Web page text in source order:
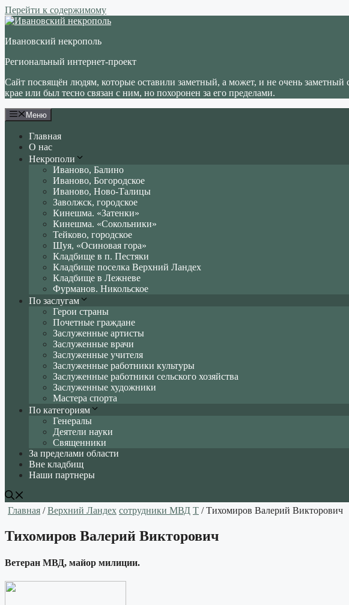
Перейти к содержимому
Ивановский некрополь
Региональный интернет-проект
Сайт посвящён людям, которые оставили заметный, а может, и не очень
крае или был тесно связан с ним, но похоронен за его пределами.
Меню
Главная
О нас
Некрополи
Иваново, Балино
Иваново, Богородское
Иваново, Ново-Талицы
Заволжск, городское
Кинешма. «Затенки»
Кинешма. «Сокольники»
Тейково, городское
Шуя, «Осиновая гора»
Кладбище в п. Пестяки
Кладбище поселка Верхний Ландех
Кладбище в Лежневе
Фурманов. Никольское
По заслугам
Герои страны
Почетные граждане
Заслуженные артисты
Заслуженные врачи
Заслуженные учителя
Заслуженные работники культуры
Заслуженные работники сельского хозяйства
Заслуженные художники
Мастера спорта
По категориям
Генералы
Деятели науки
Священники
За пределами области
Вне кладбищ
Наши партнеры
Главная /Верхний Ландех сотрудники МВД Т / Тихомиров Валерий Викторович
Тихомиров Валерий Викторович
Ветеран МВД, майор милиции.